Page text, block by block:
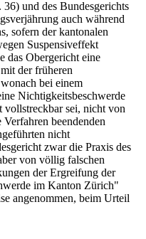
und des Bundesgerichts
auch während
sofern der kantonalen
Suspensiveffekt
das Obergericht eine
der früheren
bei einem
Nichtigkeitsbeschwerde
vollstreckbar sei, nicht von
Verfahren beendenden
nicht
zwar die Praxis des
von völlig falschen
der Ergreifung der
im Kanton Zürich"
angenommen, beim Urteil